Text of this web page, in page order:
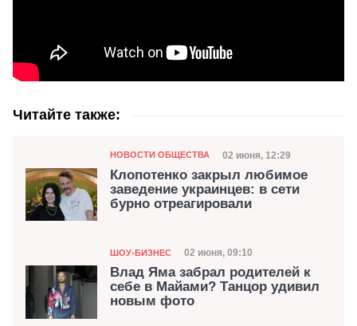
Читайте также:
Категория
НОВОСТИ ОБЩЕСТВА Дата публикации
02 июня, 12:29
Клопотенко закрыл любимое
заведение украинцев: в сети
бурно отреагировали
Категория
ШОУ-БИЗНЕС Дата публикации
02 июня, 09:10
Влад Яма забрал родителей к
себе в Майами? Танцор удивил
новым фото